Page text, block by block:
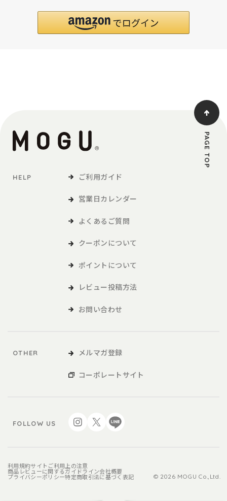
HELP ご利用ガイド
営業日カレンダー
よくあるご質問
クーポンについて
ポイントについて
レビュー投稿方法
お問い合わせ
OTHER メルマガ登録
コーポレートサイト
FOLLOW US
利用規約サイトご利用上の注意
商品レビューに関するガイドライン会社概要
プライバシーポリシー特定商取引法に基づく表記 © 2026 MOGU Co.,Ltd.
PAGE TOP